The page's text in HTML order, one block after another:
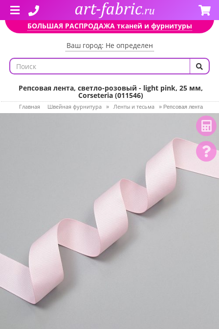
БОЛЬШАЯ РАСПРОДАЖА тканей и фурнитуры
Ваш город: Не определен
Репсовая лента, светло-розовый - light pink, 25 мм,
Corseteria (011546)
Главная Швейная фурнитура » Ленты и тесьма » Репсовая лента